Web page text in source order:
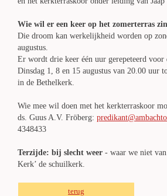
Wie wil er een keer op het zomerterras
Die droom kan werkelijkheid worden op
augustus.
Er wordt drie keer één uur gerepeteerd
Dinsdag 1, 8 en 15 augustus van 20.00 uur
in de Bethelkerk.
Wie mee wil doen met het kerkterraskoor
ds. Guus A.V. Fröberg:
4348433
Terzijde: bij slecht weer - waar we niet
Kerk’ de schuilkerk.
terug